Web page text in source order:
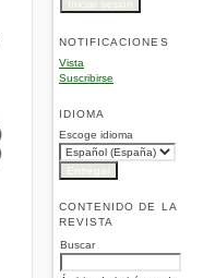
NOTIFICACIONES
Vista
Suscribirse
IDIOMA
Escoge idioma
CONTENIDO DE LA
REVISTA
Buscar